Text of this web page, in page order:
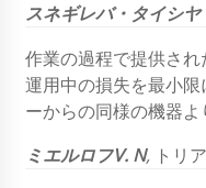
スネギレバ・タイシ
作業の過程で提供さ
運用中の損失を最小
ーからの同様の機器
ミエルロフV. N, トリ